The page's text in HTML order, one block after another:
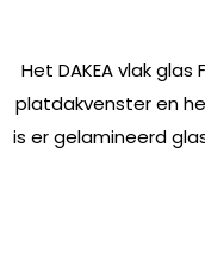
Het DAKEA vlak glas
platdakvenster en
is er gelamineerd